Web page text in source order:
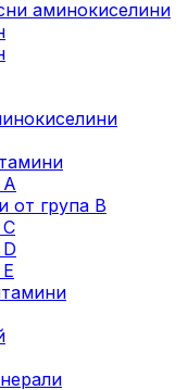
аминокиселини
А
от група B